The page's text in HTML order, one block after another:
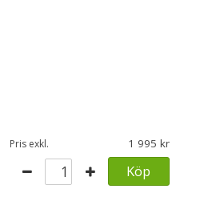
Pris exkl. 1 995
Köp